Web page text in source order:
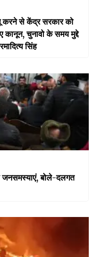
करने से केंद्र सरकार को
कानून, चुनावो के समय मुद्दे
सिंह
जनसमस्याएं, बोले-दलगत